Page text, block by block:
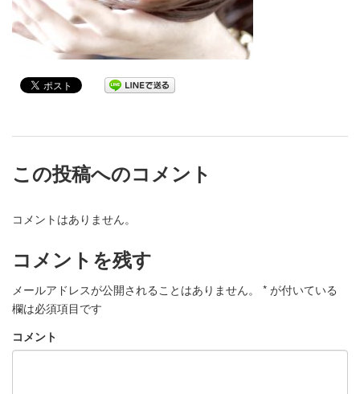
この投稿へのコメント
コメントはありません。
コメントを残す
メールアドレスが公開されることはありません。 * が付いている
欄は必須項目です
コメント